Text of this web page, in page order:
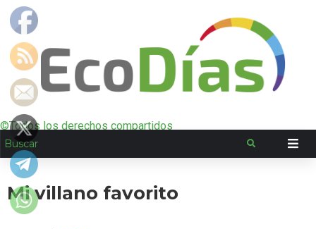
©Todos los derechos compartidos
Mi villano favorito